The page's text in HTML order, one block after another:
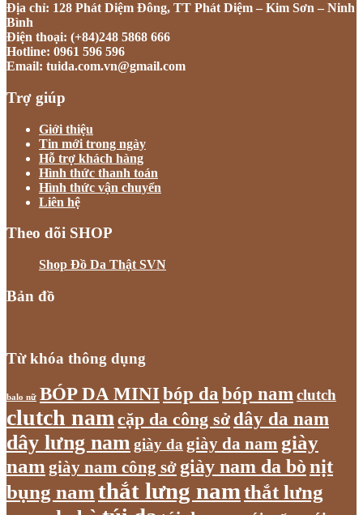
Địa chỉ: 128 Phát Diệm Đông, TT Phát Diệm – Kim Sơn – Ninh
Bình
Điện thoại: (+84)248 5868 666
Hotline: 0961 596 596
Email: tuida.com.vn@gmail.com
Trợ giúp
Giới thiệu
Tin mới trong ngày
Hỗ trợ khách hàng
Hình thức thanh toán
Hình thức vận chuyển
Liên hệ
Theo dõi SHOP
Shop Đồ Da Thật SVN
Bản đồ
Từ khóa thông dụng
balo nữ BÓP DA MINIbóp da bóp nam clutch
clutch nam cặp da công sở dây da nam
dây lưng namgiày da giày da nam giày
nam giày nam công sở giày nam da bònịt
bụng namthắt lưng namthắt lưng